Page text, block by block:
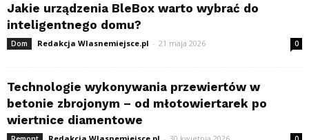
Jakie urządzenia BleBox warto wybrać do
inteligentnego domu?
Dom Redakcja Wlasnemiejsce.pl - 21 maja 2026 0
Technologie wykonywania przewiertów w
betonie zbrojonym – od młotowiertarek po
wiertnice diamentowe